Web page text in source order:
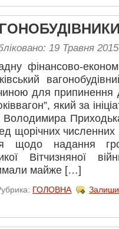
19 Травня 2015
фінансово-
для припинення
який за
щорічних численних
щодо надання
Вітчизняної
майже […]
ГОЛОВНА